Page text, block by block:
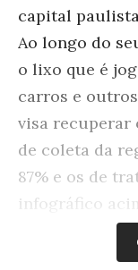
capital
Ao longo do
o lixo que é
carros e
visa recuperar
de coleta da
87% e os de
infográfico
despoluição,
dejetos com